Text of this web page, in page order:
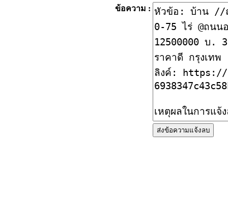
ข้อความ :